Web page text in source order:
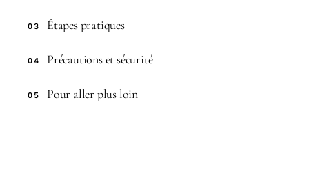
03 Étapes pratiques
04 Précautions et sécurité
05 Pour aller plus loin